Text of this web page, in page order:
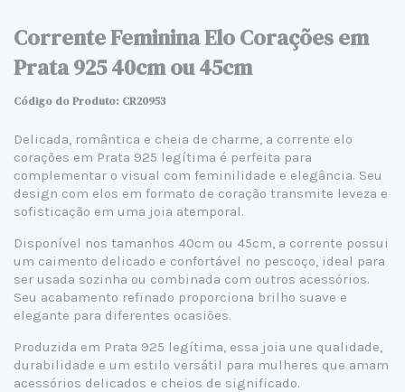
Corrente Feminina Elo Corações em
Prata 925 40cm ou 45cm
Código do Produto: CR20953
Delicada, romântica e cheia de charme, a corrente elo
corações em Prata 925 legítima é perfeita para
complementar o visual com feminilidade e elegância. Seu
design com elos em formato de coração transmite leveza e
sofisticação em uma joia atemporal.
Disponível nos tamanhos 40cm ou 45cm, a corrente possui
um caimento delicado e confortável no pescoço, ideal para
ser usada sozinha ou combinada com outros acessórios.
Seu acabamento refinado proporciona brilho suave e
elegante para diferentes ocasiões.
Produzida em Prata 925 legítima, essa joia une qualidade,
durabilidade e um estilo versátil para mulheres que amam
acessórios delicados e cheios de significado.